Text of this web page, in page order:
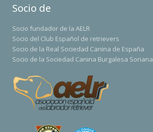
Socio de
Socio fundador de la AELR
Socio del Club Español de retrievers
Socio de la Real Sociedad Canina de España
Socio de la Sociedad Canina Burgalesa Soriana